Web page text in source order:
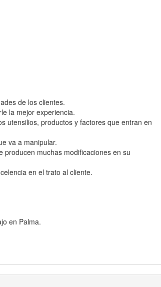
de los clientes.
la mejor experiencia.
utensilios, productos y factores que entran en
va a manipular.
producen muchas modificaciones en su
en el trato al cliente.
en Palma.